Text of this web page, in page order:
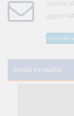
Iscriviti
Iscriviti
Servizi innovativi